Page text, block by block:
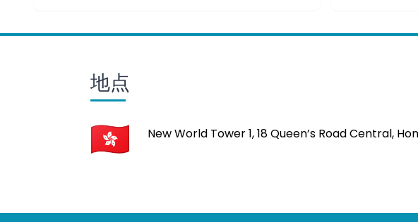
地点
New World Tower 1, 18 Queen’s Road Central,